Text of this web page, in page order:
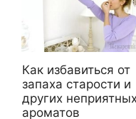
Как избавиться от
запаха старости и
других
ароматов